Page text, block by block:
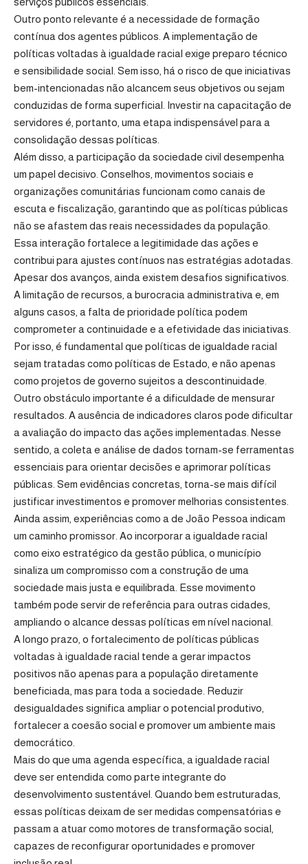
Outro ponto relevante é a necessidade de formação
contínua dos agentes públicos. A implementação de
políticas voltadas à igualdade racial exige preparo técnico
e sensibilidade social. Sem isso, há o risco de que iniciativas
bem-intencionadas não alcancem seus objetivos ou sejam
conduzidas de forma superficial. Investir na capacitação de
servidores é, portanto, uma etapa indispensável para a
consolidação dessas políticas.
Além disso, a participação da sociedade civil desempenha
um papel decisivo. Conselhos, movimentos sociais e
organizações comunitárias funcionam como canais de
escuta e fiscalização, garantindo que as políticas públicas
não se afastem das reais necessidades da população.
Essa interação fortalece a legitimidade das ações e
contribui para ajustes contínuos nas estratégias adotadas.
Apesar dos avanços, ainda existem desafios significativos.
A limitação de recursos, a burocracia administrativa e, em
alguns casos, a falta de prioridade política podem
comprometer a continuidade e a efetividade das iniciativas.
Por isso, é fundamental que políticas de igualdade racial
sejam tratadas como políticas de Estado, e não apenas
como projetos de governo sujeitos a descontinuidade.
Outro obstáculo importante é a dificuldade de mensurar
resultados. A ausência de indicadores claros pode dificultar
a avaliação do impacto das ações implementadas. Nesse
sentido, a coleta e análise de dados tornam-se ferramentas
essenciais para orientar decisões e aprimorar políticas
públicas. Sem evidências concretas, torna-se mais difícil
justificar investimentos e promover melhorias consistentes.
Ainda assim, experiências como a de João Pessoa indicam
um caminho promissor. Ao incorporar a igualdade racial
como eixo estratégico da gestão pública, o município
sinaliza um compromisso com a construção de uma
sociedade mais justa e equilibrada. Esse movimento
também pode servir de referência para outras cidades,
ampliando o alcance dessas políticas em nível nacional.
A longo prazo, o fortalecimento de políticas públicas
voltadas à igualdade racial tende a gerar impactos
positivos não apenas para a população diretamente
beneficiada, mas para toda a sociedade. Reduzir
desigualdades significa ampliar o potencial produtivo,
fortalecer a coesão social e promover um ambiente mais
democrático.
Mais do que uma agenda específica, a igualdade racial
deve ser entendida como parte integrante do
desenvolvimento sustentável. Quando bem estruturadas,
essas políticas deixam de ser medidas compensatórias e
passam a atuar como motores de transformação social,
capazes de reconfigurar oportunidades e promover